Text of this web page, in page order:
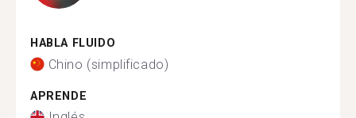
HABLA FLUIDO
Chino (simplificado)
APRENDE